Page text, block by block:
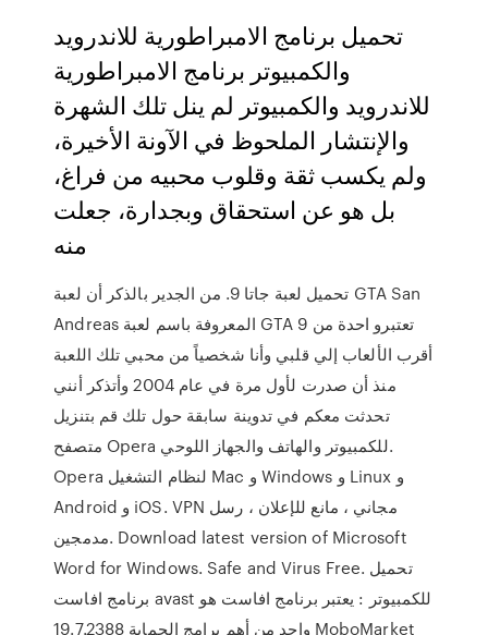
تحميل برنامج الامبراطورية للاندرويد
والكمبيوتر برنامج الامبراطورية
للاندرويد والكمبيوتر لم ينل تلك الشهرة
والإنتشار الملحوظ في الآونة الأخيرة،
ولم يكسب ثقة وقلوب محبيه من فراغ،
بل هو عن استحقاق وبجدارة، جعلت
منه
تحميل لعبة جاتا 9. من الجدير بالذكر أن لعبة GTA San
Andreas المعروفة باسم لعبة GTA 9 تعتبرو احدة من
أقرب الألعاب إلي قلبي وأنا شخصياً من محبي تلك اللعبة
منذ أن صدرت لأول مرة في عام 2004 وأتذكر أنني
تحدثت معكم في تدوينة سابقة حول تلك قم بتنزيل
متصفح Opera للكمبيوتر والهاتف والجهاز اللوحي.
Opera لنظام التشغيل Mac و Windows و Linux و
Android و iOS. VPN مجاني ، مانع للإعلان ، رسل
مدمجين. Download latest version of Microsoft
Word for Windows. Safe and Virus Free. تحميل
برنامج افاست avast للكمبيوتر : يعتبر برنامج افاست هو
واحد من أهم برامج الحماية 19.7.2388 MoboMarket